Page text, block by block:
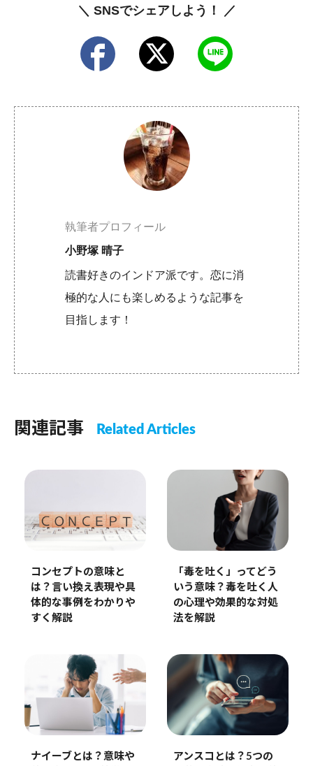
＼ SNSでシェアしよう！ ／
執筆者プロフィール
小野塚 晴子
読書好きのインドア派です。恋に消
極的な人にも楽しめるような記事を
目指します！
関連記事 Related Articles
コンセプトの意味と
は？言い換え表現や具
体的な事例をわかりや
すく解説
「毒を吐く」ってどう
いう意味？毒を吐く人
の心理や効果的な対処
法を解説
ナイーブとは？意味や
アンスコとは？5つの